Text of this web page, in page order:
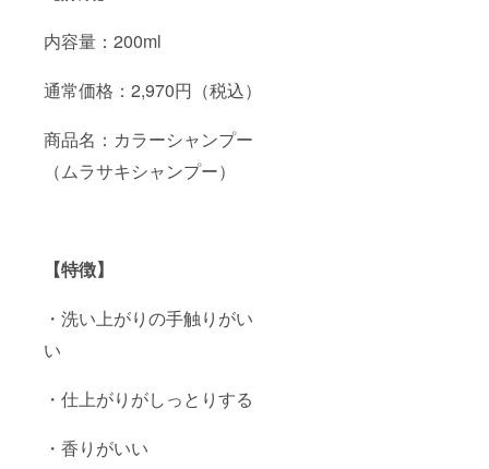
内容量：200ml
通常価格：2,970円（税込）
商品名：カラーシャンプー
（ムラサキシャンプー）
【特徴】
・洗い上がりの手触りがい
い
・仕上がりがしっとりする
・香りがいい